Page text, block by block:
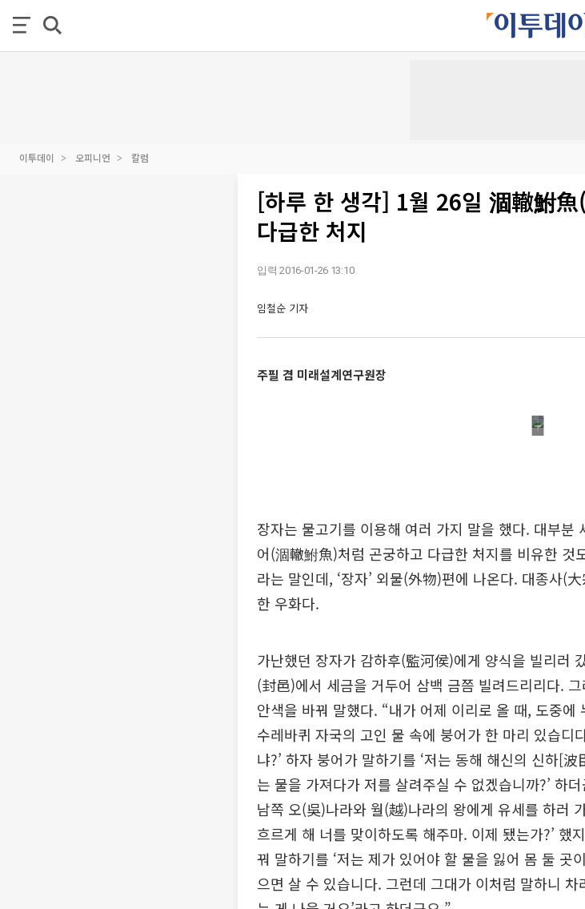
이투데이 오피니언 칼럼
[하루 한 생각] 1월 26일 涸轍鮒魚
다급한 처지
입력 2016-01-26 13:10
임철순 기자
주필 겸 미래설계연구원장
장자는 물고기를 이용해 여러 가지 말을 했다. 대부분
어(涸轍鮒魚)처럼 곤궁하고 다급한 처지를 비유한 것
라는 말인데, ‘장자’ 외물(外物)편에 나온다. 대종사(
한 우화다.
가난했던 장자가 감하후(監河侯)에게 양식을 빌리러
(封邑)에서 세금을 거두어 삼백 금쯤 빌려드리리다.
안색을 바꿔 말했다. “내가 어제 이리로 올 때, 도중에
수레바퀴 자국의 고인 물 속에 붕어가 한 마리 있습
냐?’ 하자 붕어가 말하기를 ‘저는 동해 해신의 신하[
는 물을 가져다가 저를 살려주실 수 없겠습니까?’ 하
남쪽 오(吳)나라와 월(越)나라의 왕에게 유세를 하러
흐르게 해 너를 맞이하도록 해주마. 이제 됐는가?’ 했
꿔 말하기를 ‘저는 제가 있어야 할 물을 잃어 몸 둘 곳
으면 살 수 있습니다. 그런데 그대가 이처럼 말하니